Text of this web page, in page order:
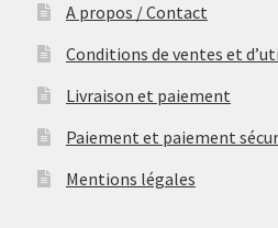
A propos / Contact
Conditions de ventes et
Livraison et paiement
Paiement et paiement
Mentions légales